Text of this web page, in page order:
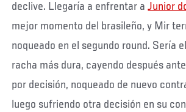
declive. Llegaría a enfrentar aJunior
mejor momento del brasileño, y Mir
noqueado en el segundo round. Sería
racha más dura, cayendo después ante
por decisión, noqueado de nuevo
luego sufriendo otra decisión en su